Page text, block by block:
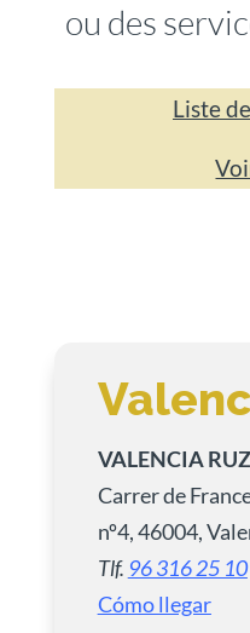
ou des
Liste
VALENCIA
Carrer de
nº4, 46004,
Tlf. 96 316 25 10
Cómo llegar